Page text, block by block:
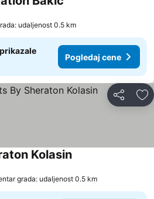
udaljenost 0.5 km
Pogledaj cene
Deli
Kolasin
grada: udaljenost 0.5 km